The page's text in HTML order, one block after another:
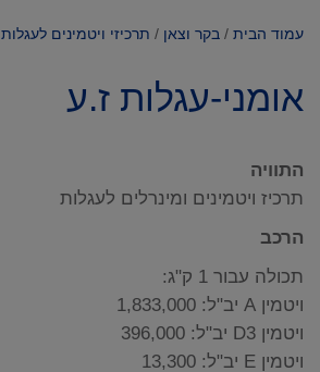
עמוד הבית / בקר וצאן / תרכיזי ויטמינים לעגלות
אומני-עגלות ז.ע
התוויה
תרכיז ויטמינים ומינרלים לעגלות
הרכב
תכולה עבור 1 ק"ג:
ויטמין A יב"ל: 1,833,000
ויטמין D3 יב"ל: 396,000
ויטמין E יב"ל: 13,300